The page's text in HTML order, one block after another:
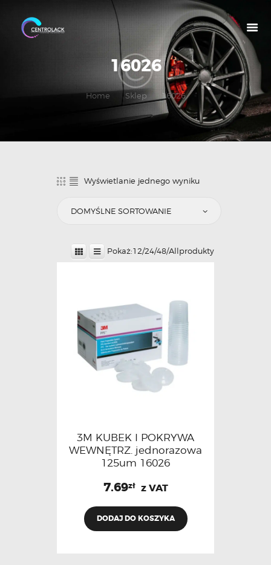
16026
Home Sklep 16026
O NAS
Wyświetlanie jednego wyniku
Pokaż:12/24/48/Allprodukty
3M KUBEK I POKRYWA
WEWNĘTRZ. jednorazowa
125um 16026
7.69zł z VAT
DODAJ DO KOSZYKA